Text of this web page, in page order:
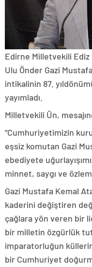
Edirne Milletvekili
Ulu Önder Gazi
intikalinin 87.
yayımladı.
Milletvekili Ün,
“Cumhuriyetimizin
eşsiz komutan Gazi
ebediyete
minnet, saygı ve
Gazi Mustafa Kemal
kaderini değiştiren
çağlara yön veren bir
bir milletin özgürlük
imparatorluğun
bir Cumhuriyet